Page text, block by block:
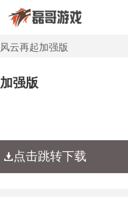
云再起加强版
强版
点击跳转下载